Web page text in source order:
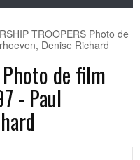
TROOPERS Photo de
Denise Richard
Photo de film
- Paul